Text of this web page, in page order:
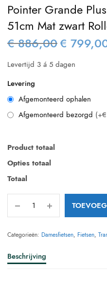
Pointer Grande
51cm Mat zwart
€886,00
€ 886,00.
€
Levertijd 3 á 5 dagen
Levering
Afgemonteerd ophalen
Afgemonteerd bezorgd
Product totaal
Opties totaal
Totaal
Categorieën: Damesfietsen, Fietsen,
Beschrijving